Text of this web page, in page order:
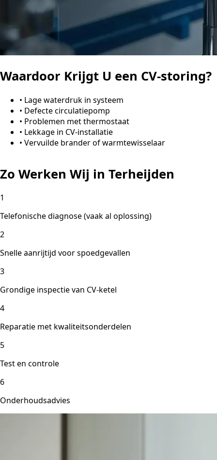
Waardoor Krijgt U een CV-storing?
• Lage waterdruk in systeem
• Defecte circulatiepomp
• Problemen met thermostaat
• Lekkage in CV-installatie
• Vervuilde brander of warmtewisselaar
Zo Werken Wij in Terheijden
1
Telefonische diagnose (vaak al oplossing)
2
Snelle aanrijtijd voor spoedgevallen
3
Grondige inspectie van CV-ketel
4
Reparatie met kwaliteitsonderdelen
5
Test en controle
6
Onderhoudsadvies